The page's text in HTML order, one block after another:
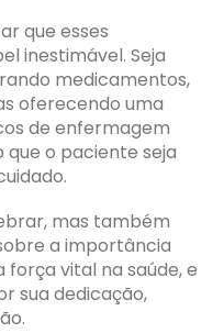
que esses
inestimável. Seja
medicamentos,
oferecendo uma
de enfermagem
que o paciente seja
mas também
a importância
força vital na saúde, e
sua dedicação,